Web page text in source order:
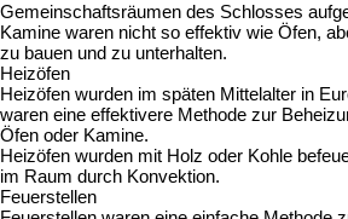
Gemeinschaftsräumen des Schlosses
Kamine waren nicht so effektiv wie Öfen,
zu bauen und zu unterhalten.
Heizöfen
Heizöfen wurden im späten Mittelalter in
waren eine effektivere Methode zur
Öfen oder Kamine.
Heizöfen wurden mit Holz oder Kohle
im Raum durch Konvektion.
Feuerstellen